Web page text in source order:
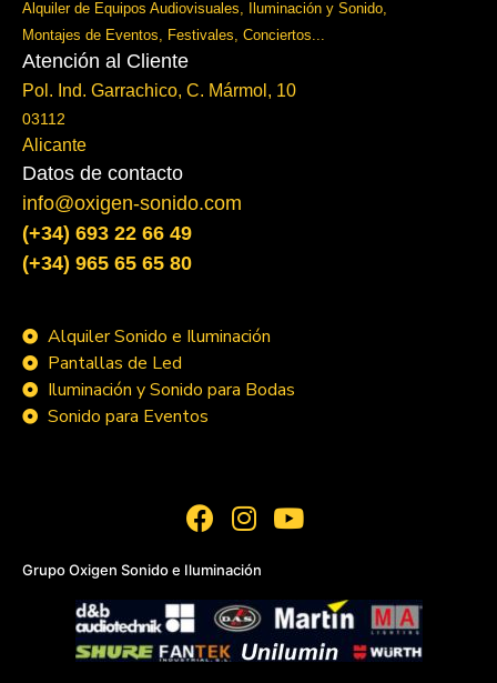
Alquiler de Equipos Audiovisuales, Iluminación y Sonido,
Montajes de Eventos, Festivales, Conciertos...
Atención al Cliente
Pol. Ind. Garrachico, C. Mármol, 10
03112
Alicante
Datos de contacto
info@oxigen-sonido.com
(+34) 693 22 66 49
(+34) 965 65 65 80
Alquiler Sonido e Iluminación
Pantallas de Led
Iluminación y Sonido para Bodas
Sonido para Eventos
Grupo Oxigen Sonido e Iluminación